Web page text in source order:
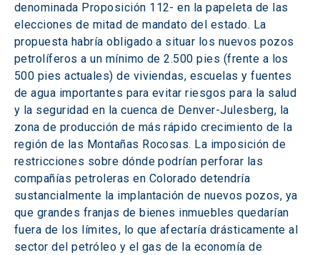
denominada Proposición 112- en la papeleta de las
elecciones de mitad de mandato del estado. La
propuesta habría obligado a situar los nuevos pozos
petrolíferos a un mínimo de 2.500 pies (frente a los
500 pies actuales) de viviendas, escuelas y fuentes
de agua importantes para evitar riesgos para la salud
y la seguridad en la cuenca de Denver-Julesberg, la
zona de producción de más rápido crecimiento de la
región de las Montañas Rocosas. La imposición de
restricciones sobre dónde podrían perforar las
compañías petroleras en Colorado detendría
sustancialmente la implantación de nuevos pozos, ya
que grandes franjas de bienes inmuebles quedarían
fuera de los límites, lo que afectaría drásticamente al
sector del petróleo y el gas de la economía de